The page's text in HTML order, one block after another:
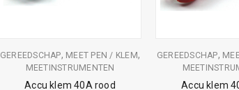
GEREEDSCHAP, MEET PEN / KLEM,
MEETINSTRUMENTEN
Accu klem 40A rood
GEREEDSCHAP,
Accu klem